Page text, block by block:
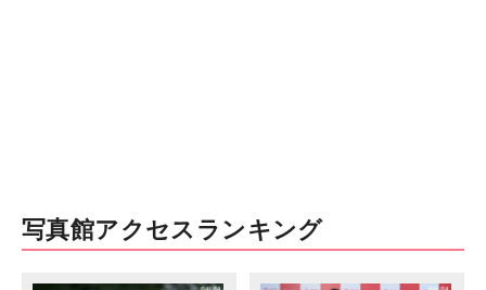
写真館アクセスランキング